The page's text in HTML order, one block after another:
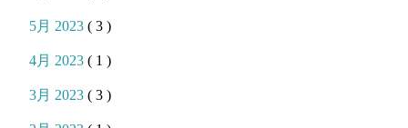
5月 2023( 3 )
4月 2023( 1 )
3月 2023( 3 )